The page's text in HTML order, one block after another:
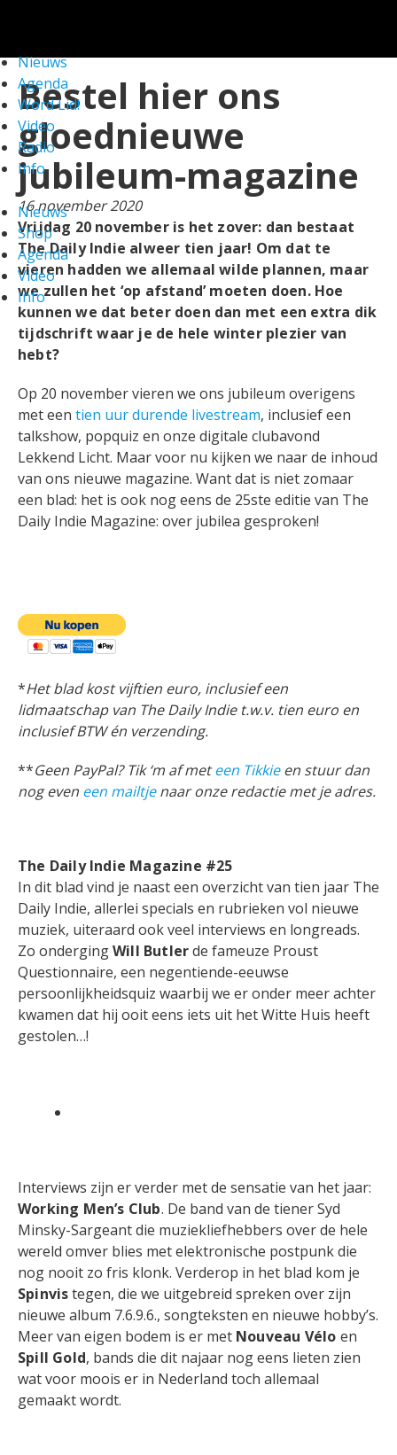
Nieuws
Agenda
Word Lid!
Video
Radio
Info
Nieuws
Shop
Agenda
Video
Info
NIEUWS
Bestel hier ons
gloednieuwe
jubileum-magazine
16 november 2020
Vrijdag 20 november is het zover: dan bestaat
The Daily Indie alweer tien jaar! Om dat te
vieren hadden we allemaal wilde plannen, maar
we zullen het ‘op afstand’ moeten doen. Hoe
kunnen we dat beter doen dan met een extra dik
tijdschrift waar je de hele winter plezier van
hebt?
Op 20 november vieren we ons jubileum overigens
met een tien uur durende livestream, inclusief een
talkshow, popquiz en onze digitale clubavond
Lekkend Licht. Maar voor nu kijken we naar de inhoud
van ons nieuwe magazine. Want dat is niet zomaar
een blad: het is ook nog eens de 25ste editie van The
Daily Indie Magazine: over jubilea gesproken!
*Het blad kost vijftien euro, inclusief een
lidmaatschap van The Daily Indie t.w.v. tien euro en
inclusief BTW én verzending.
**Geen PayPal? Tik ‘m af meteen Tikkieen stuur dan
nog even een mailtjenaar onze redactie met je adres.
The Daily Indie Magazine #25
In dit blad vind je naast een overzicht van tien jaar The
Daily Indie, allerlei specials en rubrieken vol nieuwe
muziek, uiteraard ook veel interviews en longreads.
Zo ondergingWill Butlerde fameuze Proust
Questionnaire, een negentiende-eeuwse
persoonlijkheidsquiz waarbij we er onder meer achter
kwamen dat hij ooit eens iets uit het Witte Huis heeft
gestolen…!
Interviews zijn er verder met de sensatie van het jaar:
Working Men’s Club. De band van de tiener Syd
Minsky-Sargeant die muziekliefhebbers over de hele
wereld omver blies met elektronische postpunk die
nog nooit zo fris klonk. Verderop in het blad kom je
Spinvistegen, die we uitgebreid spreken over zijn
nieuwe album 7.6.9.6., songteksten en nieuwe hobby’s.
Meer van eigen bodem is er met Nouveau Vélo en
Spill Gold, bands die dit najaar nog eens lieten zien
wat voor moois er in Nederland toch allemaal
gemaakt wordt.
gebruiken van de website, gaan we er vanuit dat je ermee
instemt.
Check!